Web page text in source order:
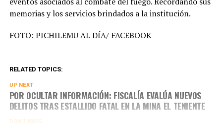
memorias y los servicios brindados a la institución.
FOTO: PICHILEMU AL DÍA/ FACEBOOK
RELATED TOPICS:
UP NEXT
POR OCULTAR INFORMACIÓN: FISCALÍA EVALÚA NUEVOS
DELITOS TRAS ESTALLIDO FATAL EN LA MINA EL TENIENTE
DON'T MISS